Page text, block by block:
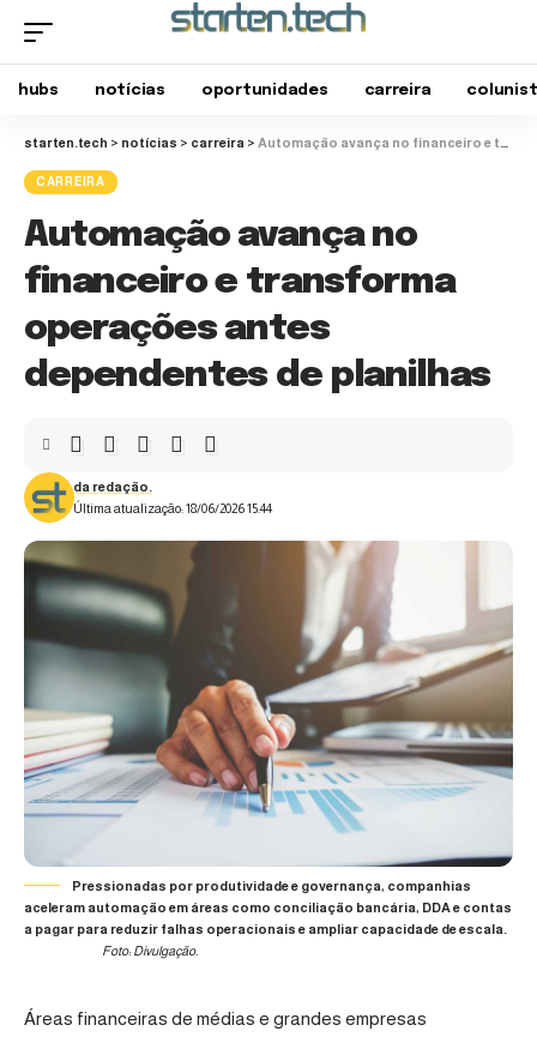
hubs notícias oportunidades carreira
starten.tech > notícias > carreira > Automação avança no financeiro e transforma operações antes dependentes de planilhas
CARREIRA
Automação avança no
financeiro e transforma
operações antes
dependentes de planilhas
Última atualização: 18/06/2026 15:44
da redação.
Pressionadas por produtividade e governança, companhias
aceleram automação em áreas como conciliação bancária, DDA e contas
a pagar para reduzir falhas operacionais e ampliar capacidade de escala.
Foto: Divulgação.
Áreas financeiras de médias e grandes empresas